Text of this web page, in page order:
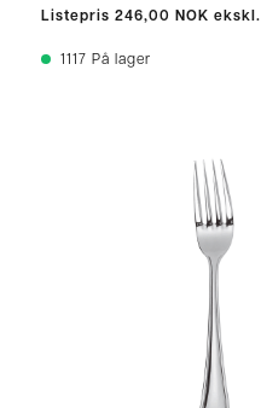
Listepris 246,00 NOK
1117 På lager